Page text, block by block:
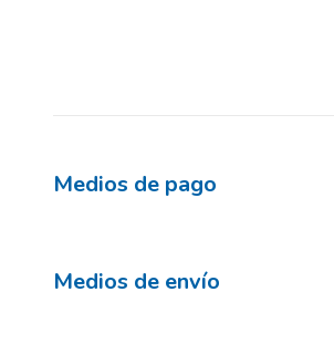
Medios de pago
Medios de envío